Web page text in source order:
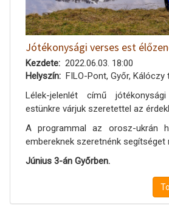
Jótékonysági verses est
Kezdete
2022.06.03. 18:00
Helyszín
FILO-Pont, Győr, Kálóczy
Lélek-jelenlét című
estünkre várjuk szeretettel az
A programmal az orosz-ukrán
embereknek szeretnénk segítséget
Június 3-án Győrben.